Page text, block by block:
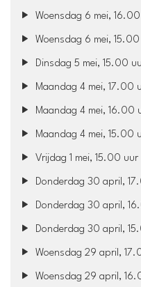
Woensdag 6 mei,
Woensdag 6 mei,
Dinsdag 5 mei, 15.00
Maandag 4 mei, 17.00
Maandag 4 mei, 16.00
Maandag 4 mei, 15.00
Vrijdag 1 mei, 15.00 uur
Donderdag 30 april,
Donderdag 30 april,
Donderdag 30 april,
Woensdag 29 april,
Woensdag 29 april,